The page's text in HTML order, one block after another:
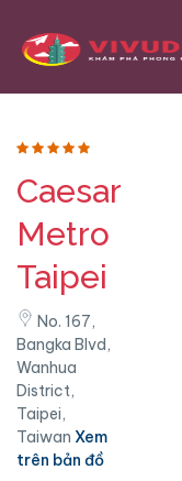
Caesar
Metro
Taipei
No. 167,
Bangka Blvd,
Wanhua
District,
Taipei,
Taiwan Xem
trên bản đồ